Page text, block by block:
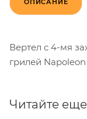
ОПИСАНИЕ
Вертел с 4-мя
грилей
Читайте еще